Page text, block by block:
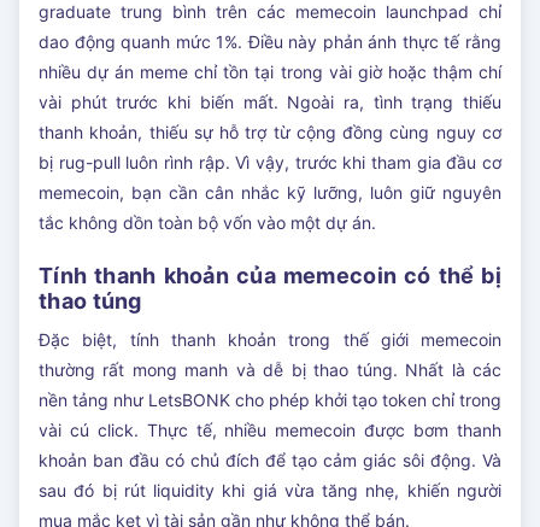
graduate trung bình trên các memecoin launchpad chỉ
dao động quanh mức 1%. Điều này phản ánh thực tế rằng
nhiều dự án meme chỉ tồn tại trong vài giờ hoặc thậm chí
vài phút trước khi biến mất. Ngoài ra, tình trạng thiếu
thanh khoản, thiếu sự hỗ trợ từ cộng đồng cùng nguy cơ
bị rug-pull luôn rình rập. Vì vậy, trước khi tham gia đầu cơ
memecoin, bạn cần cân nhắc kỹ lưỡng, luôn giữ nguyên
tắc không dồn toàn bộ vốn vào một dự án.
Tính thanh khoản của memecoin có thể bị
thao túng
Đặc biệt, tính thanh khoản trong thế giới memecoin
thường rất mong manh và dễ bị thao túng. Nhất là các
nền tảng như LetsBONK cho phép khởi tạo token chỉ trong
vài cú click. Thực tế, nhiều memecoin được bơm thanh
khoản ban đầu có chủ đích để tạo cảm giác sôi động. Và
sau đó bị rút liquidity khi giá vừa tăng nhẹ, khiến người
mua mắc kẹt vì tài sản gần như không thể bán.